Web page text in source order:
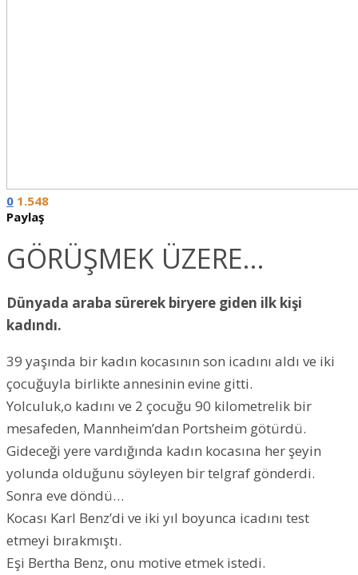
0 1.548
Paylaş
GÖRÜŞMEK ÜZERE…
Dünyada araba sürerek biryere giden ilk kişi
kadındı.
39 yaşında bir kadın kocasının son icadını aldı ve iki
çocuğuyla birlikte annesinin evine gitti.
Yolculuk,o kadını ve 2 çocuğu 90 kilometrelik bir
mesafeden, Mannheim’dan Portsheim götürdü.
Gideceği yere vardığında kadın kocasına her şeyin
yolunda olduğunu söyleyen bir telgraf gönderdi.
Sonra eve döndü…
Kocası Karl Benz’di ve iki yıl boyunca icadını test
etmeyi bırakmıştı.
Eşi Bertha Benz, onu motive etmek istedi.